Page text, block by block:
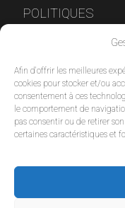
Afin d'offrir les meilleures
cookies pour stocker et/ou
consentement à ces
le comportement de
pas consentir ou de retirer
certaines caractéristiques et
POLITIQUES